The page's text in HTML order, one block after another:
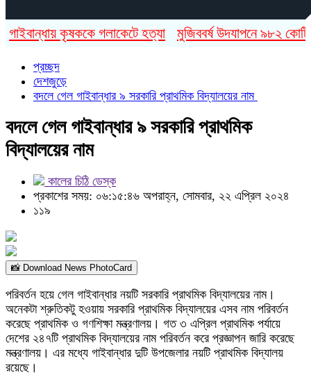
কৃষককে গলাকেটে হত্যা মুজিববর্ষ উদযাপনে ৯৮২ কোটি ৯১
প্রচ্ছদ
দেশজুড়ে
বদলে গেল গাইবান্ধার ৯ সরকারি প্রাথমিক বিদ্যালয়ের নাম
বদলে গেল গাইবান্ধার ৯ সরকারি প্রাথমিক
বিদ্যালয়ের নাম
কালের চিঠি ডেস্ক
প্রকাশের সময়: ০৬:১৫:৪৬ অপরাহ্ন, সোমবার, ২২ এপ্রিল ২০২৪
১১৯
📸 Download News PhotoCard
পরিবর্তন হয়ে গেল গাইবান্ধার নয়টি সরকারি প্রাথমিক বিদ্যালয়ের নাম।
অনেকটা শ্রুতিকটু হওয়ায় সরকারি প্রাথমিক বিদ্যালয়ের এসব নাম পরিবর্তন
করেছে প্রাথমিক ও গণশিক্ষা মন্ত্রণালয়। গত ৩ এপ্রিল প্রাথমিক পর্যায়ে
দেশের ২৪৭টি প্রাথমিক বিদ্যালয়ের নাম পরিবর্তন করে প্রজ্ঞাপন জারি করেছে
মন্ত্রণালয়। এর মধ্যে গাইবান্ধার দুটি উপজেলার নয়টি প্রাথমিক বিদ্যালয়
রয়েছে।